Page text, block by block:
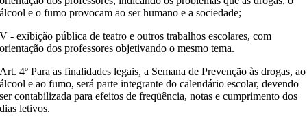
álcool e o fumo provocam ao ser humano e a sociedade;
V - exibição pública de teatro e outros trabalhos escolares, com
orientação dos professores objetivando o mesmo tema.
Art. 4º Para as finalidades legais, a Semana de Prevenção às drogas, ao
álcool e ao fumo, será parte integrante do calendário escolar, devendo
ser contabilizada para efeitos de freqüência, notas e cumprimento dos
dias letivos.